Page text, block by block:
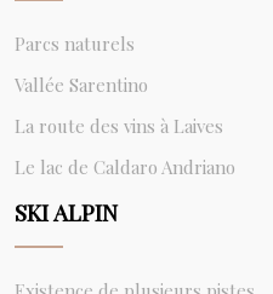
Parcs naturels
Vallée Sarentino
La route des vins à Laives
Le lac de Caldaro Andriano
SKI ALPIN